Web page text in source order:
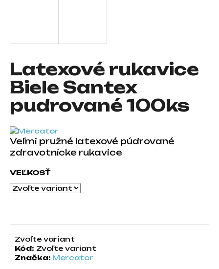
Latexové rukavice
Biele Santex
pudrované 100ks
Veľmi pružné latexové púdrované
zdravotnícke rukavice
VEĽKOSŤ
Zvoľte variant
Kód: Zvoľte variant
Značka: Mercator
?
HĽADAŤ
O
p
o
r
m
e